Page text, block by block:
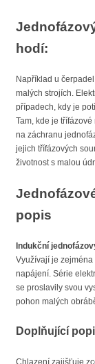
hodí:
Například u
malých strojích.
případech, kdy je
Tam, kde je
na záchranu
jejich třífázových
životnost s malou
popis
Indukční
Využívají je
napájení. Série
se proslavily svou
pohon malých
Doplňující
Chlazení zajišťuje